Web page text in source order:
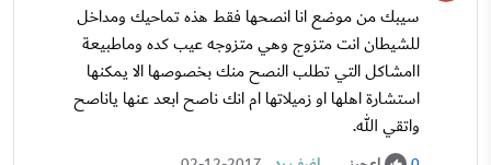
سيبك من موضع انا انصحها فقط هذه تماحيك ومداخل
للشيطان انت متزوج وهي متزوجه عيب كده وماطبيعة
اامشاكل التي تطلب النصح منك بخصوصها الا يمكنها
استشارة اهلها او زميلاتها ام انك ناصح ابعد عنها ياناصح
واتقي الله.